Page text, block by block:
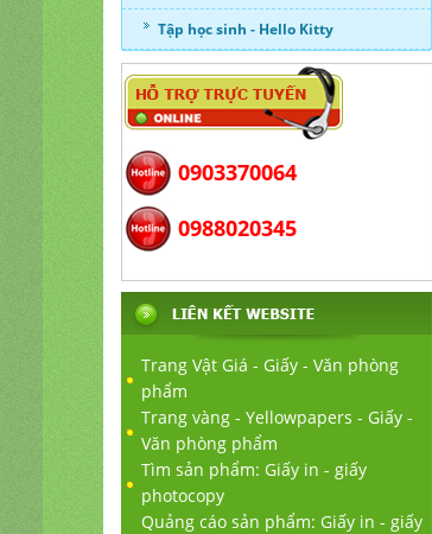
Tập học sinh - Hello Kitty
0903370064
0988020345
Trang Vật Giá - Giấy - Văn phòng
phẩm
Trang vàng - Yellowpapers - Giấy -
Văn phòng phẩm
Tìm sản phẩm: Giấy in - giấy
photocopy
Quảng cáo sản phẩm: Giấy in - giấy